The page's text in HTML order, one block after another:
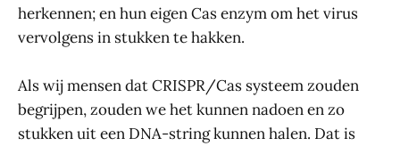
herkennen; en hun eigen Cas enzym om het virus
vervolgens in stukken te hakken.
Als wij mensen dat CRISPR/Cas systeem zouden
begrijpen, zouden we het kunnen nadoen en zo
stukken uit een DNA-string kunnen halen. Dat is